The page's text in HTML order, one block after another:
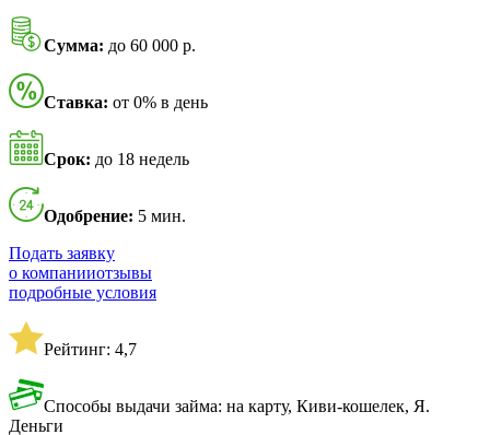
Сумма: до 60 000 р.
Ставка: от 0% в день
Срок: до 18 недель
Одобрение: 5 мин.
Подать заявку
о компанииотзывы
подробные условия
Рейтинг: 4,7
Способы выдачи займа: на карту, Киви-кошелек, Я.
Деньги